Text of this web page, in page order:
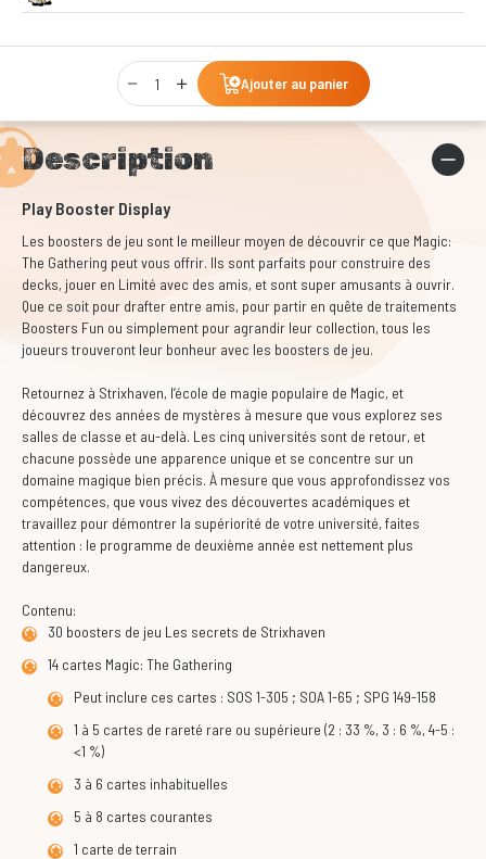
Qty
Ajouter au panier
Description
Play Booster Display
Les boosters de jeu sont le meilleur moyen de découvrir ce que Magic:
The Gathering peut vous offrir. Ils sont parfaits pour construire des
decks, jouer en Limité avec des amis, et sont super amusants à ouvrir.
Que ce soit pour drafter entre amis, pour partir en quête de traitements
Boosters Fun ou simplement pour agrandir leur collection, tous les
joueurs trouveront leur bonheur avec les boosters de jeu.
Retournez à Strixhaven, l’école de magie populaire de Magic, et
découvrez des années de mystères à mesure que vous explorez ses
salles de classe et au-delà. Les cinq universités sont de retour, et
chacune possède une apparence unique et se concentre sur un
domaine magique bien précis. À mesure que vous approfondissez vos
compétences, que vous vivez des découvertes académiques et
travaillez pour démontrer la supériorité de votre université, faites
attention : le programme de deuxième année est nettement plus
dangereux.
Contenu:
30 boosters de jeu Les secrets de Strixhaven
14 cartes Magic: The Gathering
Peut inclure ces cartes : SOS 1-305 ; SOA 1-65 ; SPG 149-158
1 à 5 cartes de rareté rare ou supérieure (2 : 33 %, 3 : 6 %, 4-5 :
<1 %)
3 à 6 cartes inhabituelles
5 à 8 cartes courantes
1 carte de terrain